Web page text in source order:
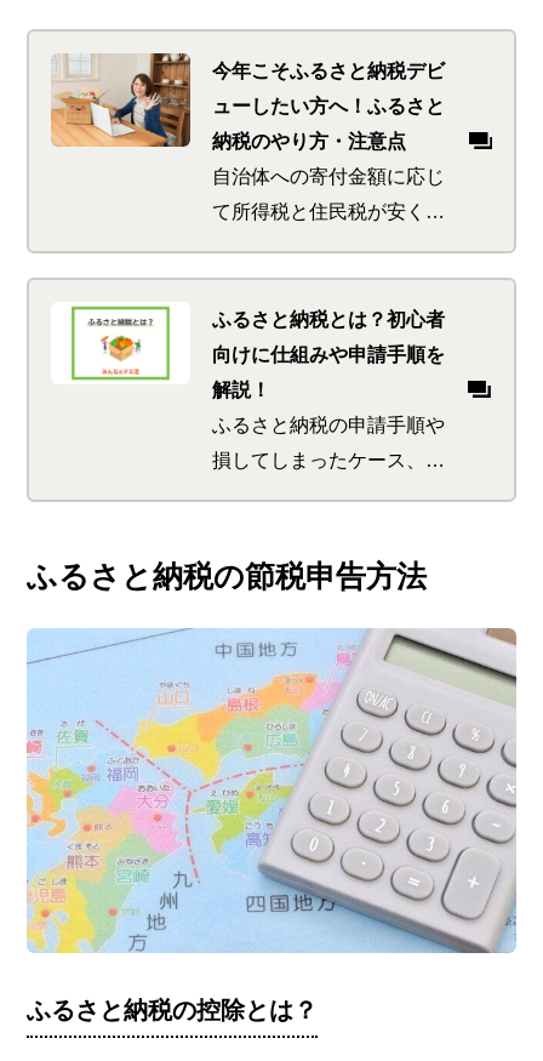
今年こそふるさと納税デビ
ューしたい方へ！ふるさと
納税のやり方・注意点
自治体への寄付金額に応じ
て所得税と住民税が安くな
るふるさと納税。さらに返
礼品ももらえるお得な制度
です。ふるさと納税の仕組
みや注意点、確定申告の必
要性について詳しく説明し
ます。おすすめのふるさと
納税サイトもご紹介。
ふるさと納税とは？初心者
向けに仕組みや申請手順を
解説！
ふるさと納税の申請手順や
損してしまったケース、確
定申告不要のワンストップ
初心者向けに解説します。
しく理解して、賢くふるさ
と納税を活用しましょう。
ふるさと納税の節税申告方法
ふるさと納税の控除とは？